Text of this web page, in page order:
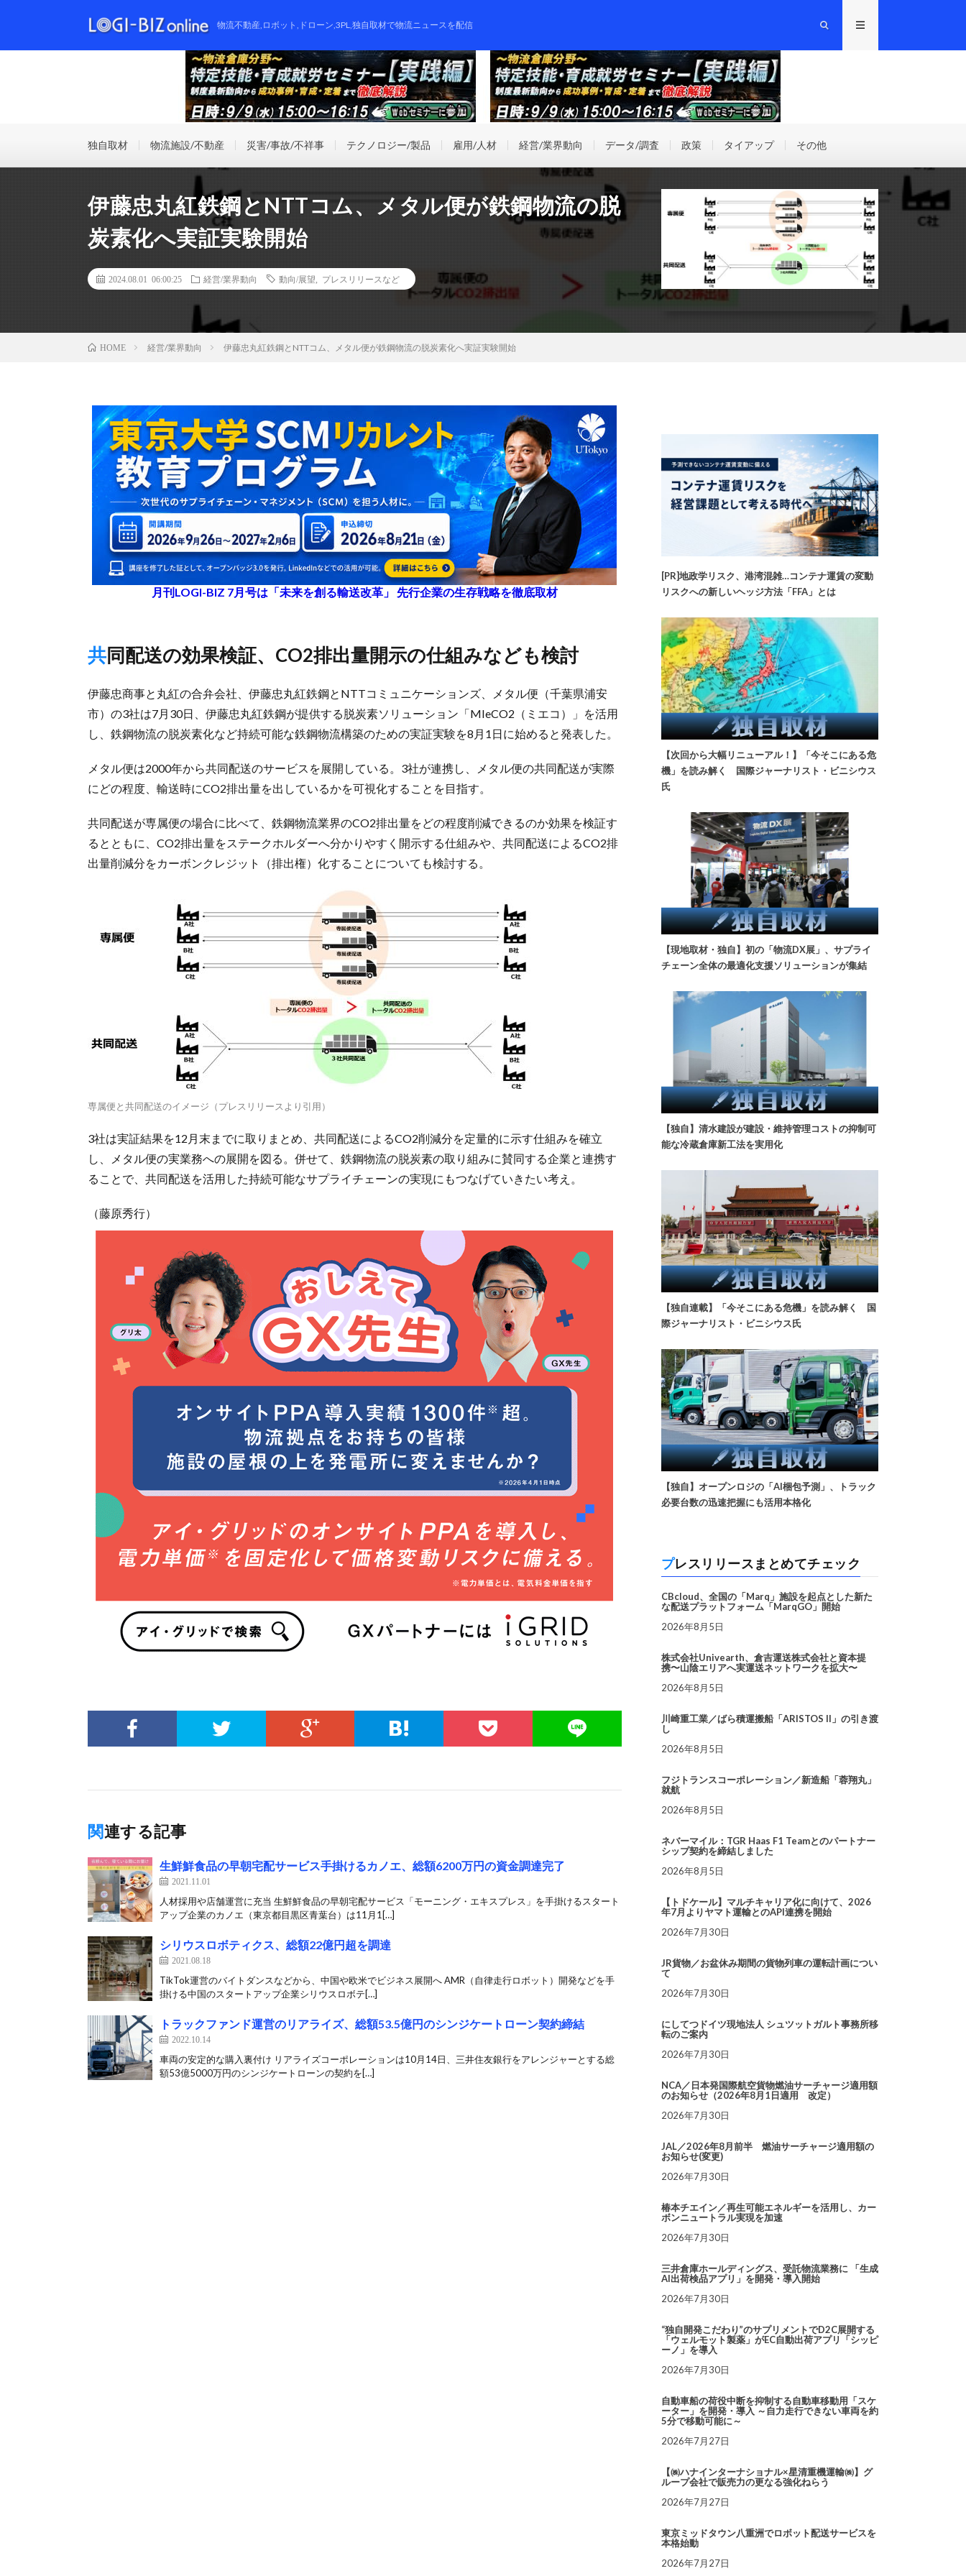
物流不動産,ロボット,ドローン,3PL,独自取材で物流ニュースを配信
独自取材 物流施設/不動産 災害/事故/不祥事 テクノロジー/製品 雇用/人材 経営/業界動向 データ/調査 政策 タイアップ その他
伊藤忠丸紅鉄鋼とNTTコム、メタル便が鉄鋼物流の脱
炭素化へ実証実験開始
2024.08.01 06:00:25 経営/業界動向 動向/展望 プレスリリースなど
HOME 経営/業界動向 伊藤忠丸紅鉄鋼とNTTコム、メタル便が鉄鋼物流の脱炭素化へ実証実験開始
月刊LOGI-BIZ 7月号は「未来を創る輸送改革」 先行企業の生存戦略を徹底取材
共同配送の効果検証、CO2排出量開示の仕組みなども検討
伊藤忠商事と丸紅の合弁会社、伊藤忠丸紅鉄鋼とNTTコミュニケーションズ、メタル便（千葉県浦安
市）の3社は7月30日、伊藤忠丸紅鉄鋼が提供する脱炭素ソリューション「MIeCO2（ミエコ）」を活用
し、鉄鋼物流の脱炭素化など持続可能な鉄鋼物流構築のための実証実験を8月1日に始めると発表した。
メタル便は2000年から共同配送のサービスを展開している。3社が連携し、メタル便の共同配送が実際
にどの程度、輸送時にCO2排出量を出しているかを可視化することを目指す。
共同配送が専属便の場合に比べて、鉄鋼物流業界のCO2排出量をどの程度削減できるのか効果を検証す
るとともに、CO2排出量をステークホルダーへ分かりやすく開示する仕組みや、共同配送によるCO2排
出量削減分をカーボンクレジット（排出権）化することについても検討する。
専属便と共同配送のイメージ（プレスリリースより引用）
3社は実証結果を12月末までに取りまとめ、共同配送によるCO2削減分を定量的に示す仕組みを確立
し、メタル便の実業務への展開を図る。併せて、鉄鋼物流の脱炭素の取り組みに賛同する企業と連携す
ることで、共同配送を活用した持続可能なサプライチェーンの実現にもつなげていきたい考え。
（藤原秀行）
関連する記事
生鮮鮮食品の早朝宅配サービス手掛けるカノエ、総額6200万円の資金調達完了
2021.11.01
人材採用や店舗運営に充当 生鮮鮮食品の早朝宅配サービス「モーニング・エキスプレス」を手掛けるスタート
アップ企業のカノエ（東京都目黒区青葉台）は11月1[…]
シリウスロボティクス、総額22億円超を調達
2021.08.18
TikTok運営のバイトダンスなどから、中国や欧米でビジネス展開へ AMR（自律走行ロボット）開発などを手
掛ける中国のスタートアップ企業シリウスロボテ[…]
トラックファンド運営のリアライズ、総額53.5億円のシンジケートローン契約締結
2022.10.14
車両の安定的な購入裏付け リアライズコーポレーションは10月14日、三井住友銀行をアレンジャーとする総
額53億5000万円のシンジケートローンの契約を[…]
[PR]地政学リスク、港湾混雑…コンテナ運賃の変動
リスクへの新しいヘッジ方法「FFA」とは
【次回から大幅リニューアル！】「今そこにある危
機」を読み解く 国際ジャーナリスト・ビニシウス
氏
【現地取材・独自】初の「物流DX展」、サプライ
チェーン全体の最適化支援ソリューションが集結
【独自】清水建設が建設・維持管理コストの抑制可
能な冷蔵倉庫新工法を実用化
【独自連載】「今そこにある危機」を読み解く 国
際ジャーナリスト・ビニシウス氏
【独自】オープンロジの「AI梱包予測」、トラック
必要台数の迅速把握にも活用本格化
プレスリリースまとめてチェック
CBcloud、全国の「Marq」施設を起点とした新た
な配送プラットフォーム「MarqGO」開始
2026年8月5日
株式会社Univearth、倉吉運送株式会社と資本提
携〜山陰エリアへ実運送ネットワークを拡大〜
2026年8月5日
川崎重工業／ばら積運搬船「ARISTOS II」の引き渡
し
2026年8月5日
フジトランスコーポレーション／新造船「蓉翔丸」
就航
2026年8月5日
ネバーマイル：TGR Haas F1 Teamとのパートナー
シップ契約を締結しました
2026年8月5日
【トドケール】マルチキャリア化に向けて、2026
年7月よりヤマト運輸とのAPI連携を開始
2026年7月30日
JR貨物／お盆休み期間の貨物列車の運転計画につい
て
2026年7月30日
にしてつドイツ現地法人 シュツットガルト事務所移
転のご案内
2026年7月30日
NCA／日本発国際航空貨物燃油サーチャージ適用額
のお知らせ（2026年8月1日適用 改定）
2026年7月30日
JAL／2026年8月前半 燃油サーチャージ適用額の
お知らせ(変更)
2026年7月30日
椿本チエイン／再生可能エネルギーを活用し、カー
ボンニュートラル実現を加速
2026年7月30日
三井倉庫ホールディングス、受託物流業務に 「生成
AI出荷検品アプリ」を開発・導入開始
2026年7月30日
“独自開発こだわり”のサプリメントでD2C展開する
「ウェルモット製薬」がEC自動出荷アプリ「シッピ
ーノ」を導入
2026年7月30日
自動車船の荷役中断を抑制する自動車移動用「スケ
ーター」を開発・導入 ～自力走行できない車両を約
5分で移動可能に～
2026年7月27日
【㈱ハナインターナショナル×星清重機運輸㈱】グ
ループ会社で販売力の更なる強化ねらう
2026年7月27日
東京ミッドタウン八重洲でロボット配送サービスを
本格始動
2026年7月27日